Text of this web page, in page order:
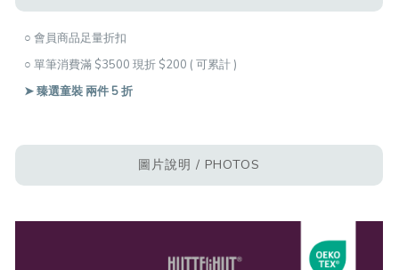
○ 會員商品足量折扣
○ 單筆消費滿 $3500 現折 $200 ( 可累計 )
➤ 臻選童裝 兩件 5 折
圖片說明 / PHOTOS